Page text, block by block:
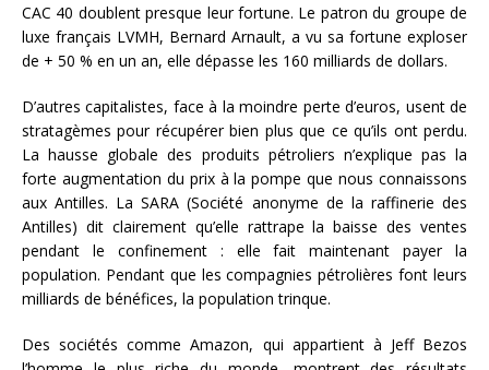
CAC 40 doublent presque leur fortune. Le patron du groupe de
luxe français LVMH, Bernard Arnault, a vu sa fortune exploser
de + 50 % en un an, elle dépasse les 160 milliards de dollars.
D’autres capitalistes, face à la moindre perte d’euros, usent de
stratagèmes pour récupérer bien plus que ce qu’ils ont perdu.
La hausse globale des produits pétroliers n’explique pas la
forte augmentation du prix à la pompe que nous connaissons
aux Antilles. La SARA (Société anonyme de la raffinerie des
Antilles) dit clairement qu’elle rattrape la baisse des ventes
pendant le confinement : elle fait maintenant payer la
population. Pendant que les compagnies pétrolières font leurs
milliards de bénéfices, la population trinque.
Des sociétés comme Amazon, qui appartient à Jeff Bezos